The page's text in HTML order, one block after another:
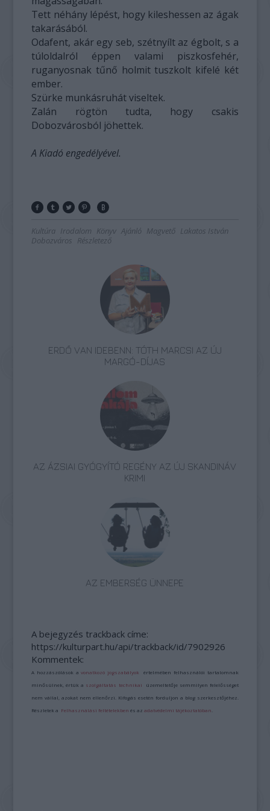
Tett néhány lépést, hogy kileshessen az ágak
takarásából.
Odafent, akár egy seb, szétnyílt az égbolt, s a
túloldalról éppen valami piszkosfehér,
ruganyosnak tűnő holmit tuszkolt kifelé két
ember.
Szürke munkásruhát viseltek.
Zalán rögtön tudta, hogy csakis
Dobozvárosból jöhettek.
A Kiadó engedélyével.
Kultúra Irodalom Könyv Ajánló Magvető Lakatos István
Dobozváros Részletező
ERDŐ VAN IDEBENN: TÓTH MARCSI AZ ÚJ
MARGÓ-DÍJAS
AZ ÁZSIAI GYÓGYÍTÓ REGÉNY AZ ÚJ SKANDINÁV
KRIMI
AZ EMBERSÉG ÜNNEPE
A bejegyzés trackback címe:
https://kulturpart.hu/api/trackback/id/7902926
Kommentek:
A hozzászólások avonatkozó jogszabályok értelmében felhasználói tartalomnak
minősülnek, értük a szolgáltatás technikai üzemeltetője semmilyen felelősséget
nem vállal, azokat nem ellenőrzi. Kifogás esetén forduljon a blog szerkesztőjéhez.
Részletek a Felhasználási feltételekben és azadatvédelmi tájékoztatóban